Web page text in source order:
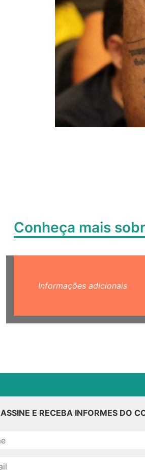
Conheça mais
Informações adicionais
ASSINE E RECEBA INFORMES DO